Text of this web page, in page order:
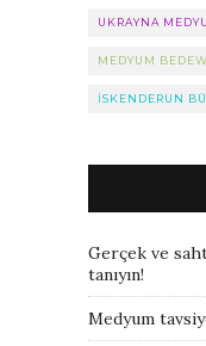
UKRAYNA
MEDYUM
ISKENDERUN
Gerçek ve
tanıyın!
Medyum